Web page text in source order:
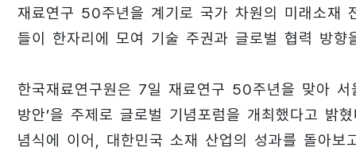
재료연구 50주년을 계기로 국가 차원의 미래소재
들이 한자리에 모여 기술 주권과 글로벌 협력 방향
한국재료연구원은 7일 재료연구 50주년을 맞아
방안’을 주제로 글로벌 기념포럼을 개최했다고
념식에 이어, 대한민국 소재 산업의 성과를 돌아